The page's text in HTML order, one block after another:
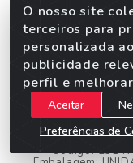
FITA CETIM
BEBE 212
Código: 23147
O nosso site
terceiros para
personalizada
publicidade
perfil e
Aceitar
Preferências de